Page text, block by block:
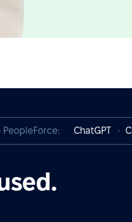
PeopleForce: ChatGPT